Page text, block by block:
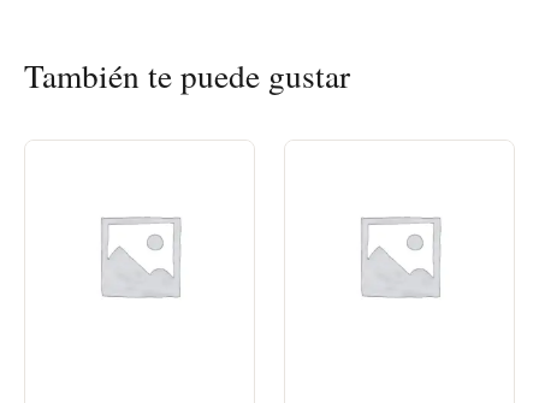
También te puede gustar